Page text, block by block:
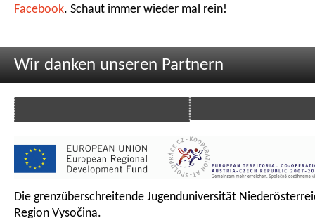
Facebook. Schaut immer wieder mal rein!
Wir danken unseren Partnern
Die grenzüberschreitende Jugenduniversität
Region Vysočina.